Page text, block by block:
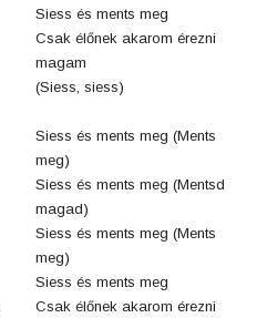
Siess és ments meg
Csak élőnek akarom érezni
magam
(Siess, siess)
Siess és ments meg (Ments
meg)
Siess és ments meg (Mentsd
magad)
Siess és ments meg (Ments
meg)
Siess és ments meg
Csak élőnek akarom érezni